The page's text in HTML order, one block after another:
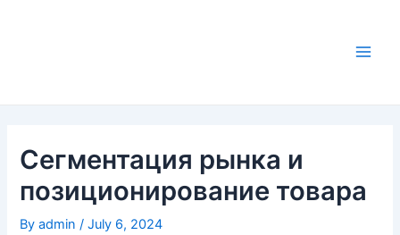
Сегментация рынка и
позиционирование товара
Byadmin/July 6, 2024